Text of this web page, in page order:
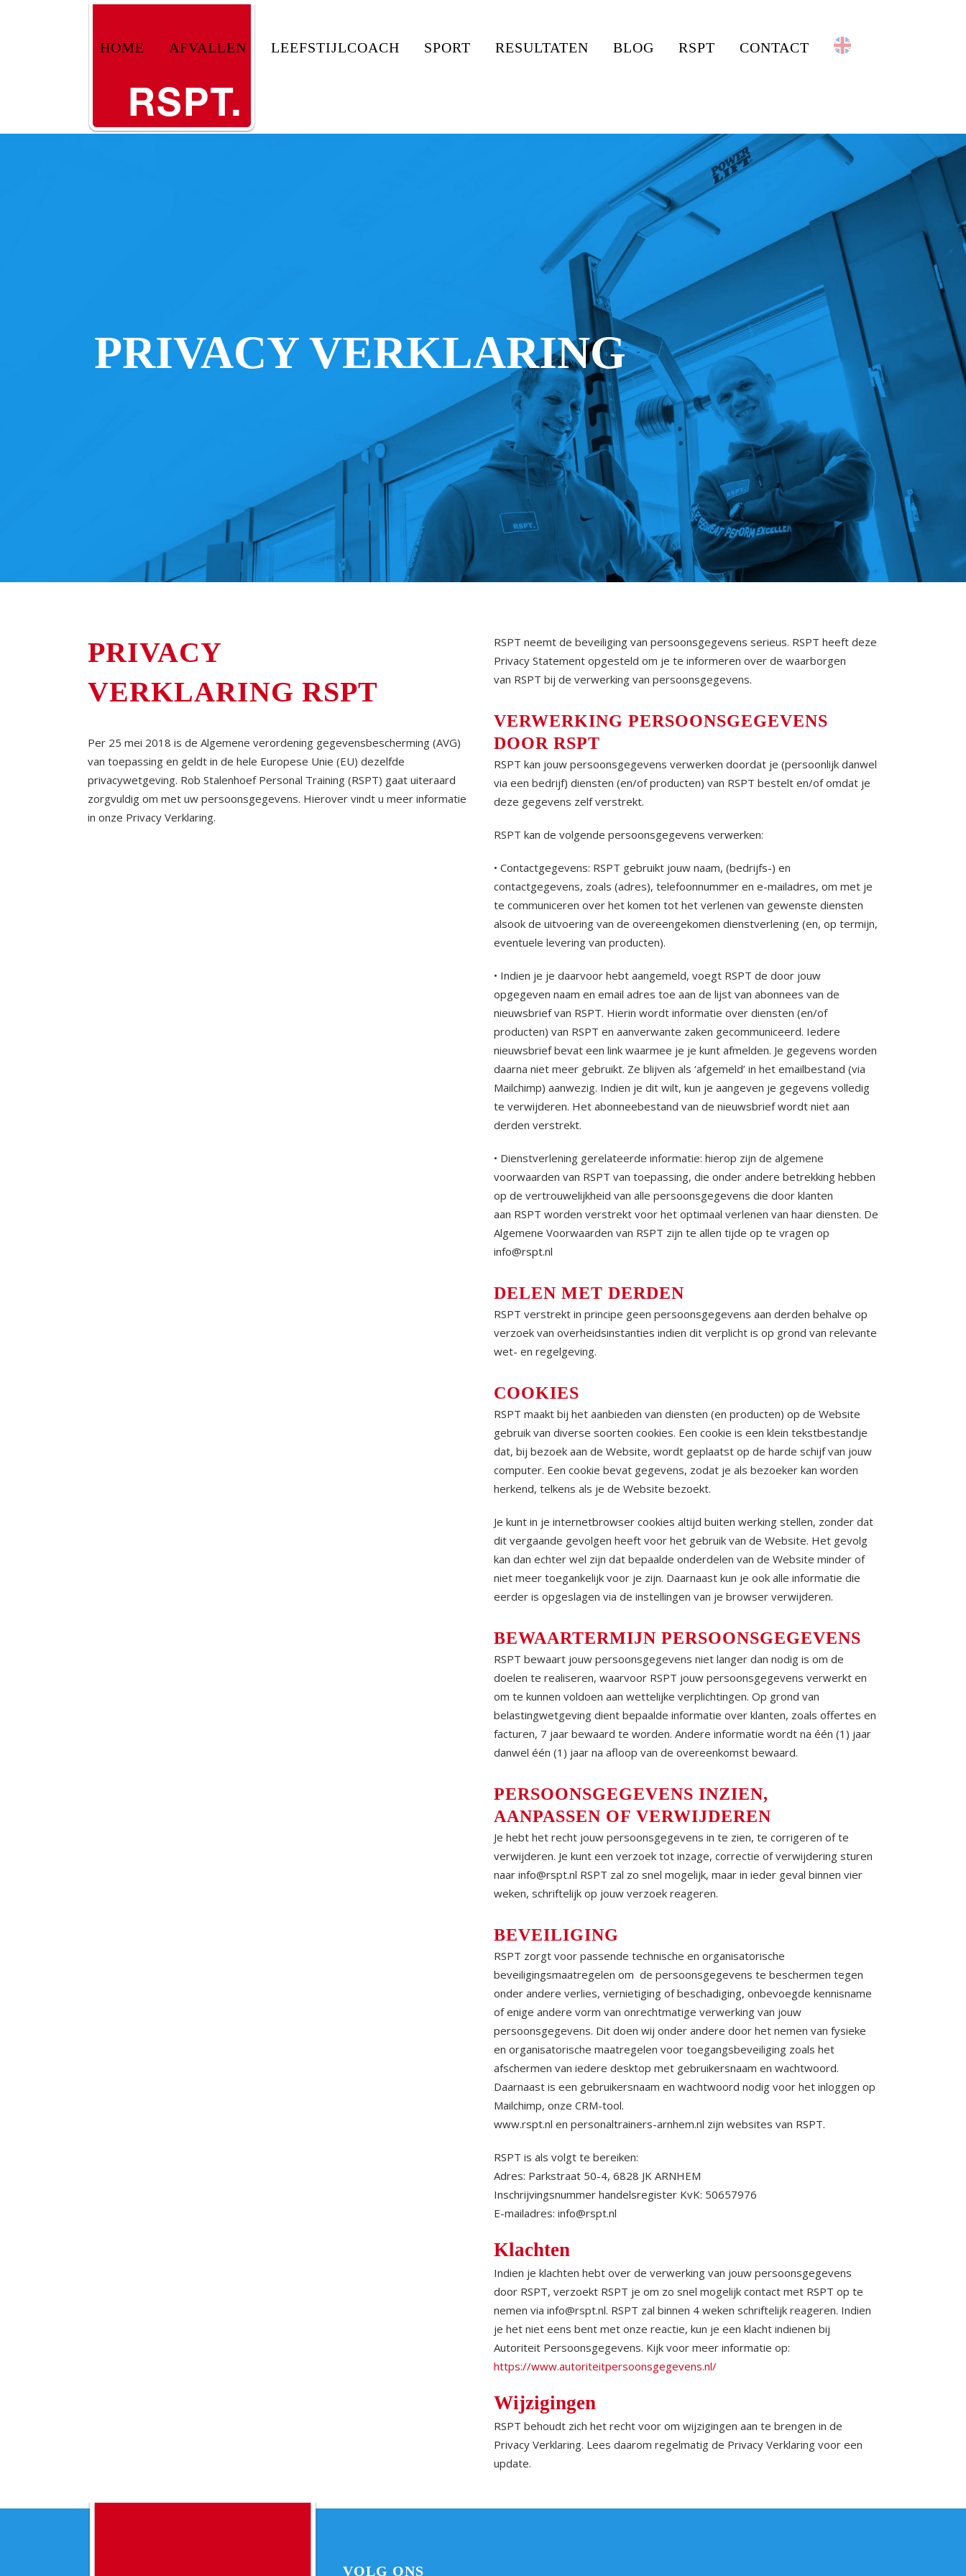
HOME AFVALLEN LEEFSTIJLCOACH SPORT RESULTATEN BLOG RSPT CONTACT
PRIVACY VERKLARING
PRIVACY
VERKLARING RSPT
Per 25 mei 2018 is de Algemene verordening gegevensbescherming (AVG)
van toepassing en geldt in de hele Europese Unie (EU) dezelfde
privacywetgeving. Rob Stalenhoef Personal Training (RSPT) gaat uiteraard
zorgvuldig om met uw persoonsgegevens. Hierover vindt u meer informatie
in onze Privacy Verklaring.
RSPT neemt de beveiliging van persoonsgegevens serieus. RSPT heeft deze
Privacy Statement opgesteld om je te informeren over de waarborgen
van RSPT bij de verwerking van persoonsgegevens.
VERWERKING PERSOONSGEGEVENS
DOOR RSPT
RSPT kan jouw persoonsgegevens verwerken doordat je (persoonlijk danwel
via een bedrijf) diensten (en/of producten) van RSPT bestelt en/of omdat je
deze gegevens zelf verstrekt.
RSPT kan de volgende persoonsgegevens verwerken:
• Contactgegevens: RSPT gebruikt jouw naam, (bedrijfs-) en
contactgegevens, zoals (adres), telefoonnummer en e-mailadres, om met je
te communiceren over het komen tot het verlenen van gewenste diensten
alsook de uitvoering van de overeengekomen dienstverlening (en, op termijn,
eventuele levering van producten).
• Indien je je daarvoor hebt aangemeld, voegt RSPT de door jouw
opgegeven naam en email adres toe aan de lijst van abonnees van de
nieuwsbrief van RSPT. Hierin wordt informatie over diensten (en/of
producten) van RSPT en aanverwante zaken gecommuniceerd. Iedere
nieuwsbrief bevat een link waarmee je je kunt afmelden. Je gegevens worden
daarna niet meer gebruikt. Ze blijven als ‘afgemeld’ in het emailbestand (via
Mailchimp) aanwezig. Indien je dit wilt, kun je aangeven je gegevens volledig
te verwijderen. Het abonneebestand van de nieuwsbrief wordt niet aan
derden verstrekt.
• Dienstverlening gerelateerde informatie: hierop zijn de algemene
voorwaarden van RSPT van toepassing, die onder andere betrekking hebben
op de vertrouwelijkheid van alle persoonsgegevens die door klanten
aan RSPT worden verstrekt voor het optimaal verlenen van haar diensten. De
Algemene Voorwaarden van RSPT zijn te allen tijde op te vragen op
info@rspt.nl
DELEN MET DERDEN
RSPT verstrekt in principe geen persoonsgegevens aan derden behalve op
verzoek van overheidsinstanties indien dit verplicht is op grond van relevante
wet- en regelgeving.
COOKIES
RSPT maakt bij het aanbieden van diensten (en producten) op de Website
gebruik van diverse soorten cookies. Een cookie is een klein tekstbestandje
dat, bij bezoek aan de Website, wordt geplaatst op de harde schijf van jouw
computer. Een cookie bevat gegevens, zodat je als bezoeker kan worden
herkend, telkens als je de Website bezoekt.
Je kunt in je internetbrowser cookies altijd buiten werking stellen, zonder dat
dit vergaande gevolgen heeft voor het gebruik van de Website. Het gevolg
kan dan echter wel zijn dat bepaalde onderdelen van de Website minder of
niet meer toegankelijk voor je zijn. Daarnaast kun je ook alle informatie die
eerder is opgeslagen via de instellingen van je browser verwijderen.
BEWAARTERMIJN PERSOONSGEGEVENS
RSPT bewaart jouw persoonsgegevens niet langer dan nodig is om de
doelen te realiseren, waarvoor RSPT jouw persoonsgegevens verwerkt en
om te kunnen voldoen aan wettelijke verplichtingen. Op grond van
belastingwetgeving dient bepaalde informatie over klanten, zoals offertes en
facturen, 7 jaar bewaard te worden. Andere informatie wordt na één (1) jaar
danwel één (1) jaar na afloop van de overeenkomst bewaard.
PERSOONSGEGEVENS INZIEN,
AANPASSEN OF VERWIJDEREN
Je hebt het recht jouw persoonsgegevens in te zien, te corrigeren of te
verwijderen. Je kunt een verzoek tot inzage, correctie of verwijdering sturen
naar info@rspt.nl RSPT zal zo snel mogelijk, maar in ieder geval binnen vier
weken, schriftelijk op jouw verzoek reageren.
BEVEILIGING
RSPT zorgt voor passende technische en organisatorische
beveiligingsmaatregelen om de persoonsgegevens te beschermen tegen
onder andere verlies, vernietiging of beschadiging, onbevoegde kennisname
of enige andere vorm van onrechtmatige verwerking van jouw
persoonsgegevens. Dit doen wij onder andere door het nemen van fysieke
en organisatorische maatregelen voor toegangsbeveiliging zoals het
afschermen van iedere desktop met gebruikersnaam en wachtwoord.
Daarnaast is een gebruikersnaam en wachtwoord nodig voor het inloggen op
Mailchimp, onze CRM-tool.
www.rspt.nl en personaltrainers-arnhem.nl zijn websites van RSPT.
RSPT is als volgt te bereiken:
Adres: Parkstraat 50-4, 6828 JK ARNHEM
Inschrijvingsnummer handelsregister KvK: 50657976
E-mailadres: info@rspt.nl
Klachten
Indien je klachten hebt over de verwerking van jouw persoonsgegevens
door RSPT, verzoekt RSPT je om zo snel mogelijk contact met RSPT op te
nemen via info@rspt.nl. RSPT zal binnen 4 weken schriftelijk reageren. Indien
je het niet eens bent met onze reactie, kun je een klacht indienen bij
Autoriteit Persoonsgegevens. Kijk voor meer informatie op:
https://www.autoriteitpersoonsgegevens.nl/
Wijzigingen
RSPT behoudt zich het recht voor om wijzigingen aan te brengen in de
Privacy Verklaring. Lees daarom regelmatig de Privacy Verklaring voor een
update.
VOLG ONS